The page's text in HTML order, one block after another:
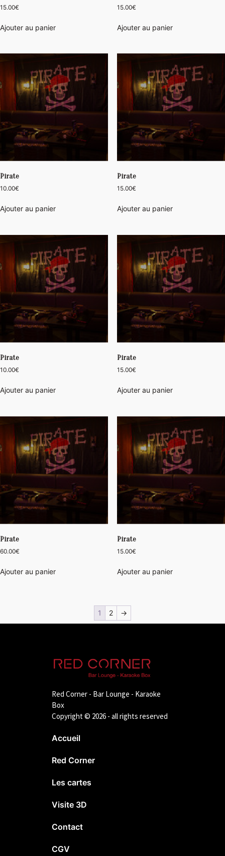
15.00€
Ajouter au panier
15.00€
Ajouter au panier
Pirate
10.00€
Ajouter au panier
Pirate
15.00€
Ajouter au panier
Pirate
10.00€
Ajouter au panier
Pirate
15.00€
Ajouter au panier
Pirate
60.00€
Ajouter au panier
Pirate
15.00€
Ajouter au panier
1 2 →
Red Corner - Bar Lounge - Karaoke
Box
Copyright © 2026 - all rights reserved
Accueil
Red Corner
Les cartes
Visite 3D
Contact
CGV